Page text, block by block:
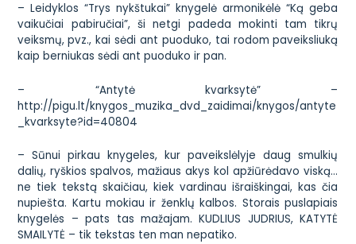
– Leidyklos “Trys nykštukai” knygelė armonikėlė “Ką geba
vaikučiai pabiručiai”, ši netgi padeda mokinti tam tikrų
veiksmų, pvz., kai sėdi ant puoduko, tai rodom paveiksliuką
kaip berniukas sėdi ant puoduko ir pan.
– “Antytė kvarksytė” –
http://pigu.lt/knygos_muzika_dvd_zaidimai/knygos/antyte
_kvarksyte?id=40804
– Sūnui pirkau knygeles, kur paveikslėlyje daug smulkių
dalių, ryškios spalvos, mažiaus akys kol apžiūrėdavo viską…
ne tiek tekstą skaičiau, kiek vardinau išraiškingai, kas čia
nupiešta. Kartu mokiau ir ženklų kalbos. Storais puslapiais
knygelės – pats tas mažajam. KUDLIUS JUDRIUS, KATYTĖ
SMAILYTĖ – tik tekstas ten man nepatiko.